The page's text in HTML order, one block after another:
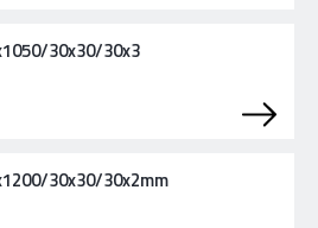
30x30/30x3
30x30/30x2mm